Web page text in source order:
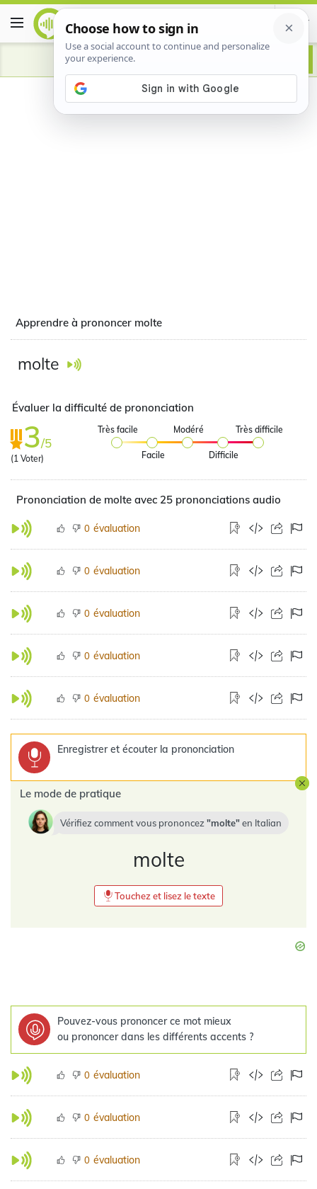
Advertisement
Apprendre à prononcer molte
molte
Évaluer la difficulté de prononciation
3/5
(1 Voter)
Très facile
Facile
Modéré
Difficile
Très difficile
Prononciation de molte avec 25 prononciations audio
0 évaluation
0 évaluation
0 évaluation
0 évaluation
0 évaluation
Enregistrer et écouter la prononciation
Le mode de pratique
Vérifiez comment vous prononcez molte en Italian
molte
Touchez et lisez le texte
Pouvez-vous prononcer ce mot mieux
ou prononcer dans les différents accents ?
0 évaluation
0 évaluation
0 évaluation